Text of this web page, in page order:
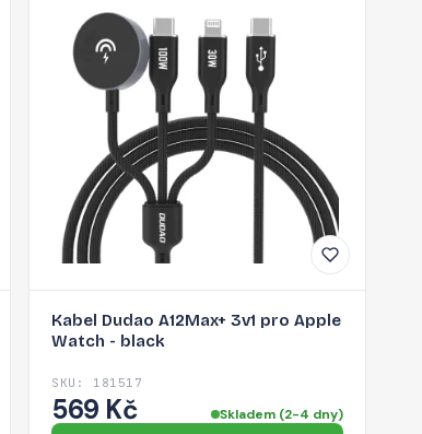
Kabel Dudao A12Max+ 3v1 pro Apple
Watch - black
SKU: 181517
569 Kč Skladem (2-4 dny)